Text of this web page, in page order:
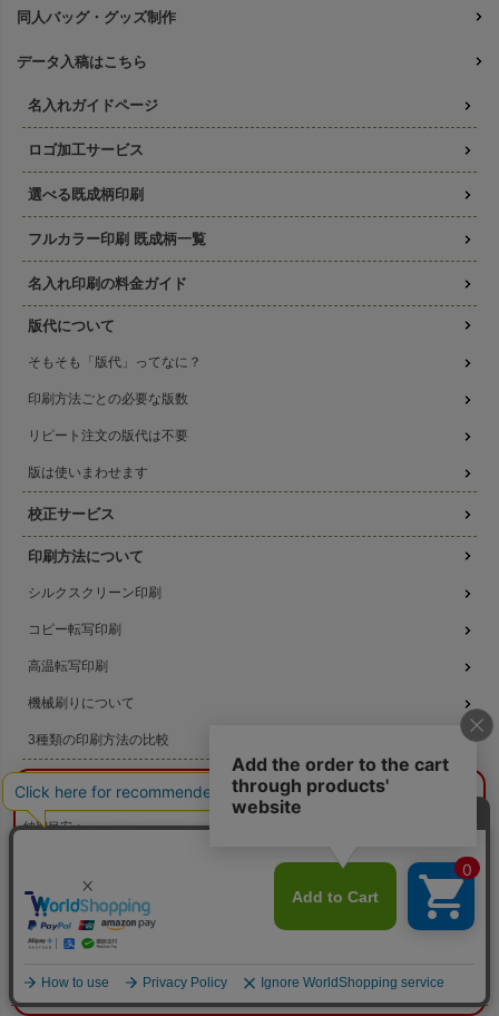
概算合計 ¥0 閉じる
納期目安：—
本体色：
選択してください
印刷位置：選択してください
印刷色：—
本体代：¥0
印刷代：¥0
同人バッグ・グッズ制作
データ入稿はこちら
名入れガイドページ
ロゴ加工サービス
選べる既成柄印刷
フルカラー印刷 既成柄一覧
名入れ印刷の料金ガイド
版代について
そもそも「版代」ってなに？
印刷方法ごとの必要な版数
リピート注文の版代は不要
版は使いまわせます
校正サービス
印刷方法について
シルクスクリーン印刷
コピー転写印刷
高温転写印刷
機械刷りについて
3種類の印刷方法の比較
データ作成ガイド
名入れ注文の流れ
無料サンプル提供